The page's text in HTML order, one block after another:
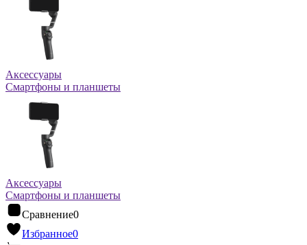
Аксессуары
Смартфоны и планшеты
Аксессуары
Смартфоны и планшеты
Сравнение0
Избранное0